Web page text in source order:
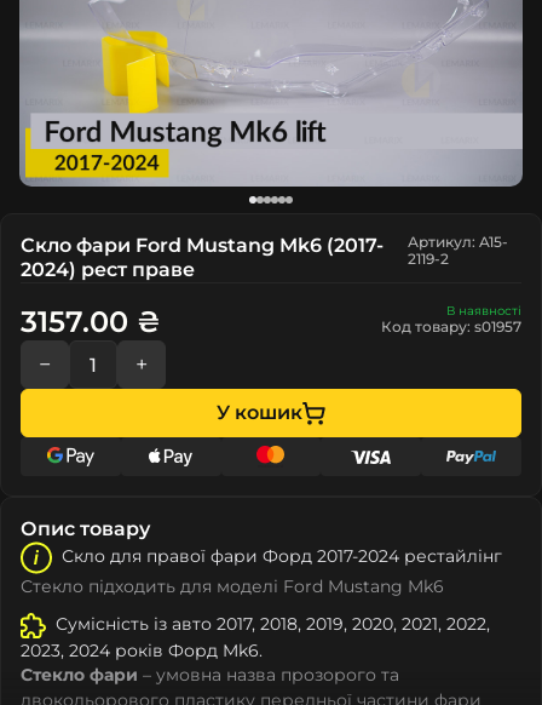
Скло фари Ford Mustang Mk6 (2017-
2024) рест праве
Артикул: A15-
2119-2
В наявності
Код товару: s01957
3157.00 ₴
− +
У кошик
Опис товару
Скло для правої фари Форд 2017-2024 рестайлінг
Стекло підходить для моделі Ford Mustang Mk6
Сумісність із авто 2017, 2018, 2019, 2020, 2021, 2022,
2023, 2024 років Форд Mk6.
Стекло фари – умовна назва прозорого та
двокольорового пластику передньої частини фари